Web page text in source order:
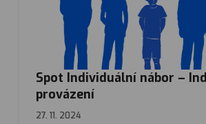
Spot Individuální nábor –
provázení
27. 11. 2024